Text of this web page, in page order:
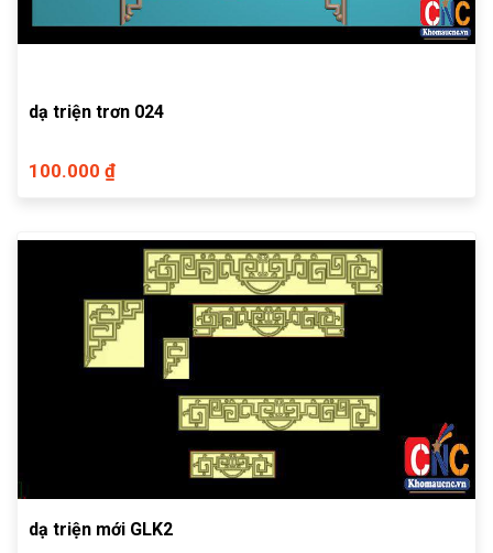
dạ triện trơn 024
100.000 ₫
dạ triện mới GLK2